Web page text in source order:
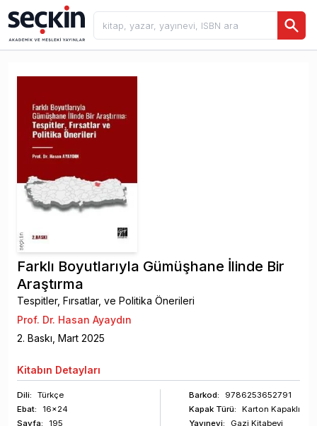
Farklı Boyutlarıyla Gümüşhane İlinde Bir
Araştırma
Tespitler, Fırsatlar, ve Politika Önerileri
Prof. Dr. Hasan Ayaydın
2. Baskı, Mart 2025
Kitabın Detayları
Dili:
Türkçe
Ebat:
16x24
Sayfa: 195
Barkod:
9786253652791
Kapak Türü:
Karton Kapaklı
Yayınevi:
Gazi Kitabevi